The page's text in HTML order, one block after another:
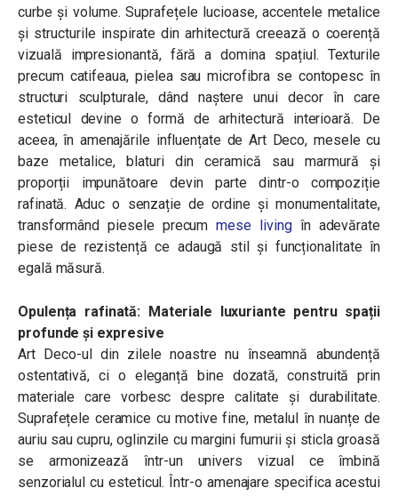
curbe și volume. Suprafețele lucioase, accentele metalice
și structurile inspirate din arhitectură creează o coerență
vizuală impresionantă, fără a domina spațiul. Texturile
precum catifeaua, pielea sau microfibra se contopesc în
structuri sculpturale, dând naștere unui decor în care
esteticul devine o formă de arhitectură interioară. De
aceea, în amenajările influențate de Art Deco, mesele cu
baze metalice, blaturi din ceramică sau marmură și
proporții impunătoare devin parte dintr-o compoziție
rafinată. Aduc o senzație de ordine și monumentalitate,
transformând piesele precummese livingîn adevărate
piese de rezistență ce adaugă stil și funcționalitate în
egală măsură.
Opulența rafinată: Materiale luxuriante pentru spații
profunde și expresive
Art Deco-ul din zilele noastre nu înseamnă abundență
ostentativă, ci o eleganță bine dozată, construită prin
materiale care vorbesc despre calitate și durabilitate.
Suprafețele ceramice cu motive fine, metalul în nuanțe de
auriu sau cupru, oglinzile cu margini fumurii și sticla groasă
se armonizează într-un univers vizual ce îmbină
senzorialul cu esteticul. Într-o amenajare specifica acestui